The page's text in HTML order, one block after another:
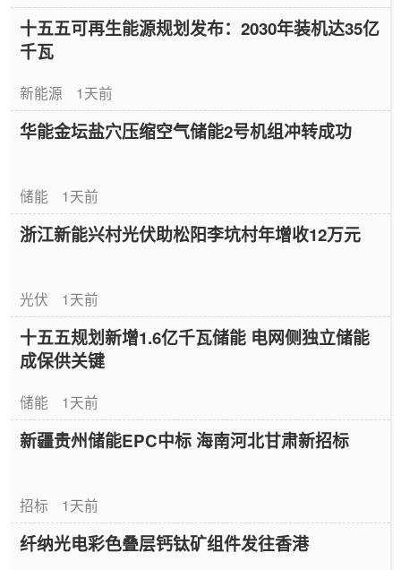
十五五可再生能源规划发布：2030年装机达35亿
千瓦
新能源 1天前
华能金坛盐穴压缩空气储能2号机组冲转成功
储能 1天前
浙江新能兴村光伏助松阳李坑村年增收12万元
光伏 1天前
十五五规划新增1.6亿千瓦储能 电网侧独立储能
成保供关键
储能 1天前
新疆贵州储能EPC中标 海南河北甘肃新招标
招标 1天前
纤纳光电彩色叠层钙钛矿组件发往香港